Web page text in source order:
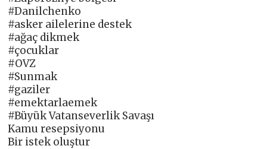
#Danilchenko
#asker ailelerine destek
#ağaç dikmek
#çocuklar
#OVZ
#Sunmak
#gaziler
#emektarlaemek
#Büyük Vatanseverlik Savaşı
Kamu resepsiyonu
Bir istek oluştur